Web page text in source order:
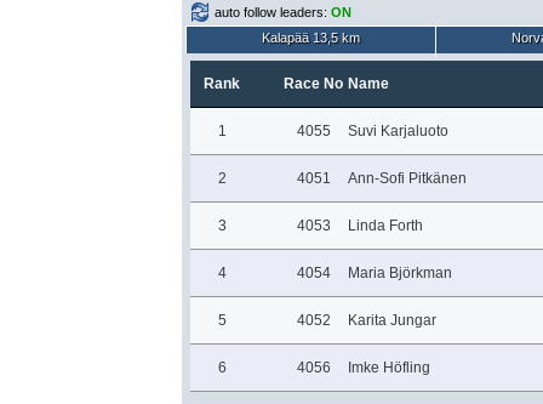
auto follow leaders: ON
Kalapää 13,5 km
Rank Race No Name
1 4055 Suvi Karjaluoto
2 4051 Ann-Sofi Pitkänen
3 4053 Linda Forth
4 4054 Maria Björkman
5 4052 Karita Jungar
6 4056 Imke Höfling